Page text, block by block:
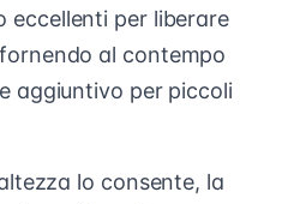
eccellenti per liberare
al contempo
aggiuntivo per piccoli
lo consente, la